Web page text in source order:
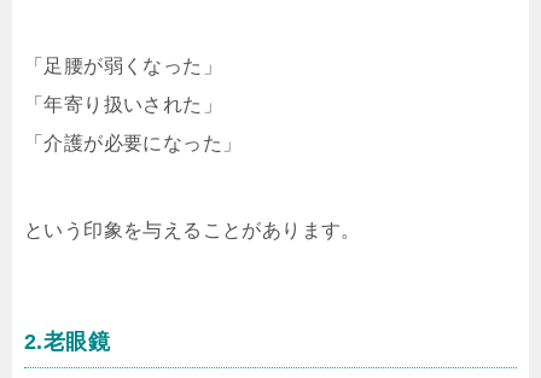
「足腰が弱くなった」
「年寄り扱いされた」
「介護が必要になった」
という印象を与えることがあります。
2.老眼鏡